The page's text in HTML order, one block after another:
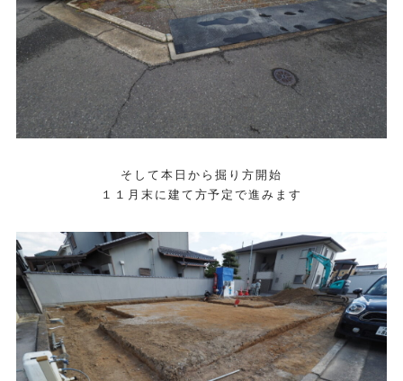
そして本日から掘り方開始
１１月末に建て方予定で進みます